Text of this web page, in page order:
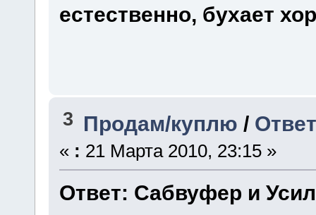
естественно, бухает
3 Продам/куплю /
« : 21 Марта 2010, 23:15 »
Ответ: Сабвуфер и